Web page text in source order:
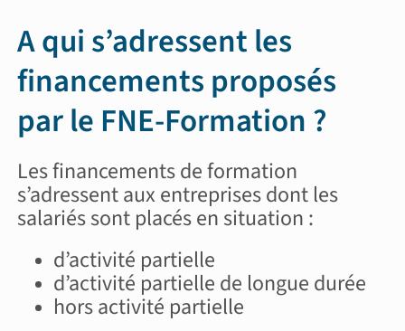
A qui s’adressent les
financements proposés
par le FNE-Formation ?
Les financements de formation
s’adressent aux entreprises dont les
salariés sont placés en situation :
d’activité partielle
d’activité partielle de longue durée
hors activité partielle